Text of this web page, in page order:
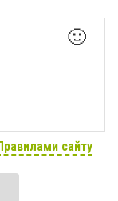
🙂
сайту